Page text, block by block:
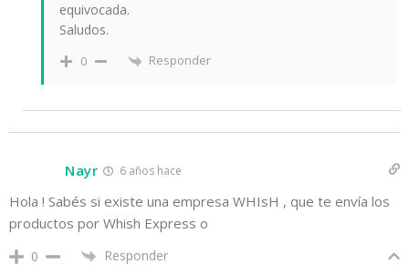
equivocada.
Saludos.
0 Responder
Nayr 6 años hace
Hola ! Sabés si existe una empresa WHIsH , que te envía los
productos por Whish Express o
0 Responder